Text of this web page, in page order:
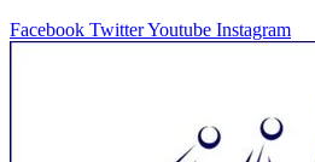
Facebook TwitterYoutube Instagram